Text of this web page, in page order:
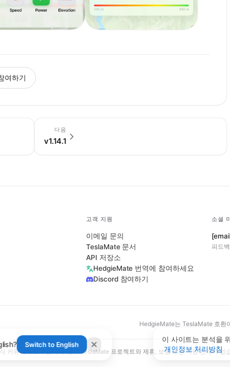
이 사이트는 분석을
개인정보 처리방침
여하기
다음
v1.14.1
고객 지원
이메일 문의
TeslaMate 문서
API 저장소
HedgieMate 번역에 참여하세요
Discord 참여하기
소셜
피드
HedgieMate는 TeslaMate 호환
커뮤니티 도구입니다. 공식 TeslaMate 프로젝트와 제휴, 보증 또는 지원 관계가 없
Switch to English